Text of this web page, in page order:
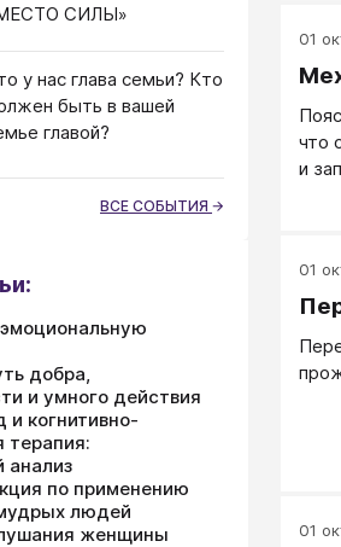
01
что
и
как
что
01
01
СИЛЫ»
у нас глава семьи? Кто
быть в вашей
главой?
ВСЕ СОБЫТИЯ
добра,
и умного действия
когнитивно-
терапия:
анализ
по применению
людей
женщины